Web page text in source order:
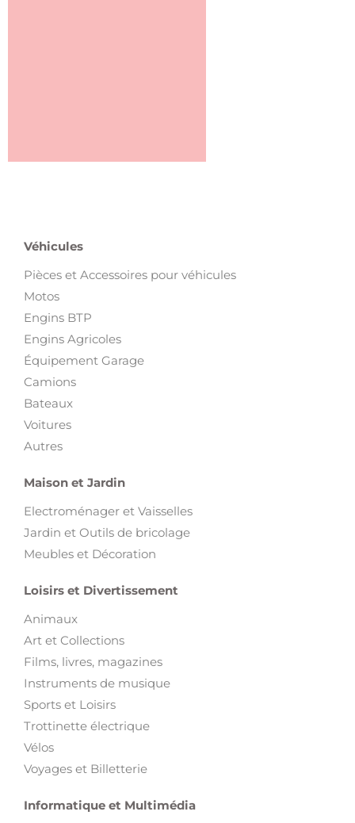
Véhicules
Pièces et Accessoires pour véhicules
Motos
Engins BTP
Engins Agricoles
Équipement Garage
Camions
Bateaux
Voitures
Autres
Maison et Jardin
Electroménager et Vaisselles
Jardin et Outils de bricolage
Meubles et Décoration
Loisirs et Divertissement
Animaux
Art et Collections
Films, livres, magazines
Instruments de musique
Sports et Loisirs
Trottinette électrique
Vélos
Voyages et Billetterie
Informatique et Multimédia